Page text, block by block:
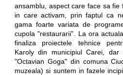
ansamblu, aspect care face sa fie
in care activam, prin faptul ca
gama foarte variata de
cupola "restaurarii". La ora
finaliza proiectele tehnice
Karoly din municipiul Carei,
"Octavian Goga" din comuna
muzeala) si suntem in fazele